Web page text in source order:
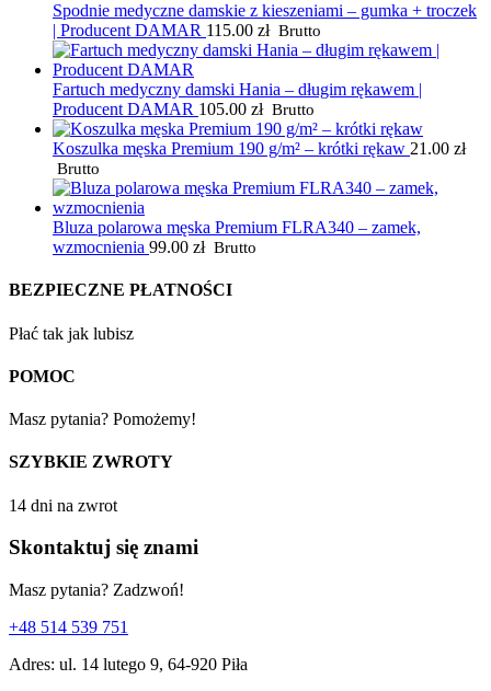
Spodnie medyczne damskie z kieszeniami – gumka + troczek
| Producent DAMAR 115.00 zł Brutto
Fartuch medyczny damski Hania – długim rękawem |
Producent DAMAR 105.00 zł Brutto
Koszulka męska Premium 190 g/m² – krótki rękaw 21.00 zł
Brutto
Bluza polarowa męska Premium FLRA340 – zamek,
wzmocnienia 99.00 zł Brutto
BEZPIECZNE PŁATNOŚCI
Płać tak jak lubisz
POMOC
Masz pytania? Pomożemy!
SZYBKIE ZWROTY
14 dni na zwrot
Skontaktuj się znami
Masz pytania? Zadzwoń!
+48 514 539 751
Adres: ul. 14 lutego 9, 64-920 Piła